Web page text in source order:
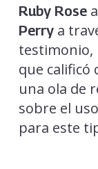
Ruby Rose
Perrya
testimonio,
que calificó
una ola de
sobre el
para este